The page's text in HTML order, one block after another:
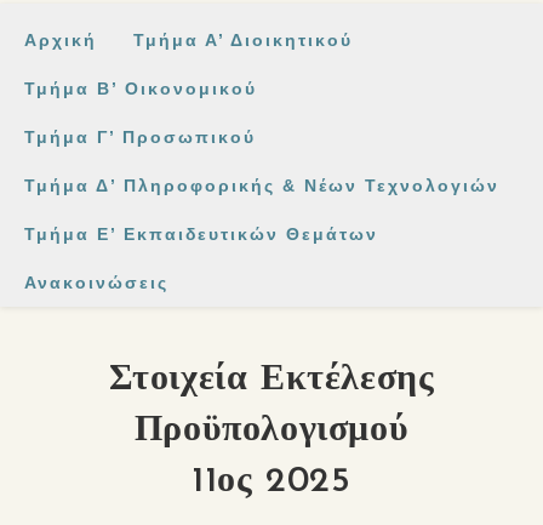
Αρχική Τμήμα Α’ Διοικητικού
Τμήμα Β’ Οικονομικού
Τμήμα Γ’ Προσωπικού
Τμήμα Δ’ Πληροφορικής & Νέων Τεχνολογιών
Τμήμα Ε’ Εκπαιδευτικών Θεμάτων
Ανακοινώσεις
Στοιχεία Εκτέλεσης
Προϋπολογισμού
11ος 2025